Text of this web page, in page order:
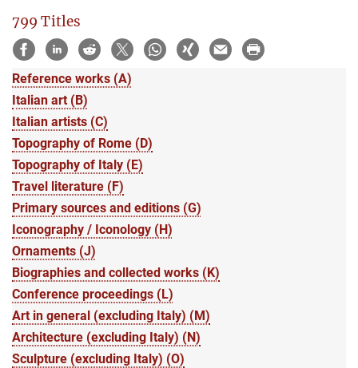
799 Titles
Reference works (A)
Italian art (B)
Italian artists (C)
Topography of Rome (D)
Topography of Italy (E)
Travel literature (F)
Primary sources and editions (G)
Iconography / Iconology (H)
Ornaments (J)
Biographies and collected works (K)
Conference proceedings (L)
Art in general (excluding Italy) (M)
Architecture (excluding Italy) (N)
Sculpture (excluding Italy) (O)